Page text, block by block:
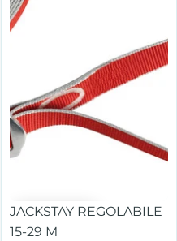
JACKSTAY REGOLABILE
15-29 M